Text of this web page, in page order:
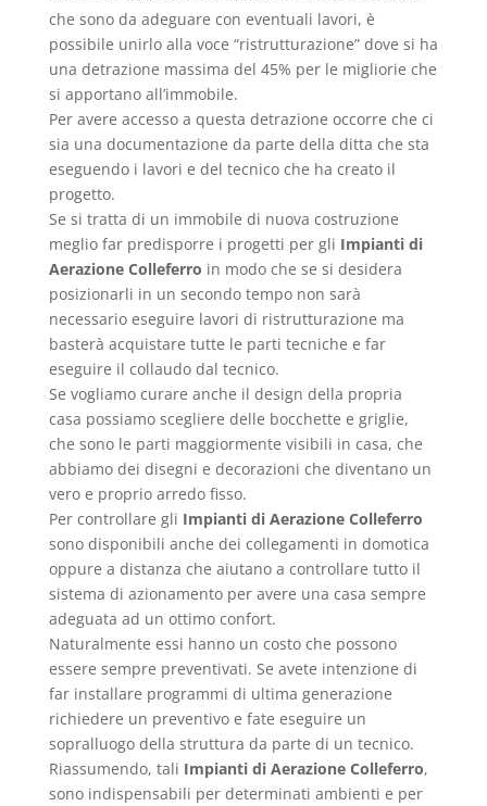
che sono da adeguare con eventuali lavori, è
possibile unirlo alla voce “ristrutturazione” dove si ha
una detrazione massima del 45% per le migliorie che
si apportano all’immobile.
Per avere accesso a questa detrazione occorre che ci
sia una documentazione da parte della ditta che sta
eseguendo i lavori e del tecnico che ha creato il
progetto.
Se si tratta di un immobile di nuova costruzione
meglio far predisporre i progetti per gli Impianti di
Aerazione Colleferro in modo che se si desidera
posizionarli in un secondo tempo non sarà
necessario eseguire lavori di ristrutturazione ma
basterà acquistare tutte le parti tecniche e far
eseguire il collaudo dal tecnico.
Se vogliamo curare anche il design della propria
casa possiamo scegliere delle bocchette e griglie,
che sono le parti maggiormente visibili in casa, che
abbiamo dei disegni e decorazioni che diventano un
vero e proprio arredo fisso.
Per controllare gli Impianti di Aerazione Colleferro
sono disponibili anche dei collegamenti in domotica
oppure a distanza che aiutano a controllare tutto il
sistema di azionamento per avere una casa sempre
adeguata ad un ottimo confort.
Naturalmente essi hanno un costo che possono
essere sempre preventivati. Se avete intenzione di
far installare programmi di ultima generazione
richiedere un preventivo e fate eseguire un
sopralluogo della struttura da parte di un tecnico.
Riassumendo, tali Impianti di Aerazione Colleferro,
sono indispensabili per determinati ambienti e per